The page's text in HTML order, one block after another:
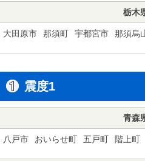
栃木
大田原市 那須町 宇都宮市 那須烏
震度1
青森
八戸市 おいらせ町 五戸町 階上町